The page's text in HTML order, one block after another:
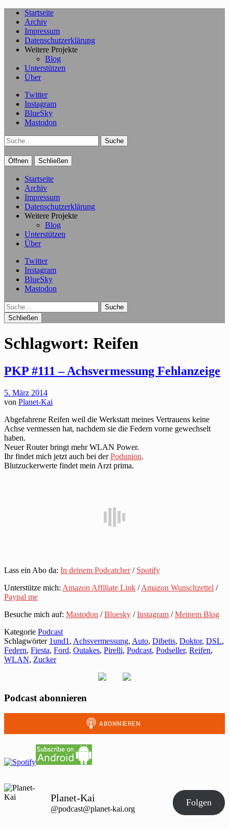
Startseite
Archiv
Impressum
Datenschutzerklärung
Weitere Projekte
Blog
Unterstützen
Über
Twitter
Instagram
BlueSky
Mastodon
Suche
Öffnen Schließen
Startseite
Archiv
Impressum
Datenschutzerklärung
Weitere Projekte
Blog
Unterstützen
Über
Twitter
Instagram
BlueSky
Mastodon
Suche
Schließen
Schlagwort: Reifen
PKP #111 – Achsvermessung Fehlanzeige
5. März 2014
von Planet-Kai
Abgefahrene Reifen weil die Werkstatt meines Vertrauens keine
Achse vermessen hat, nachdem sie die Federn vorne gewechselt
haben.
Neuer Router bringt mehr WLAN Power.
Ihr findet mich jetzt auch bei derPodunion.
Blutzuckerwerte findet mein Arzt prima.
Lass ein Abo da: In deinem Podcatcher/ Spotify
Unterstütze mich: Amazon Affiliate Link /Amazon Wunschzettel /
Paypal me
Besuche mich auf: Mastodon /Bluesky /Instagram /Meinem Blog
Kategorie Podcast
Schlagwörter 1und1 , Achsvermessung, Auto, Dibetis, Doktor, DSL,
Federn, Fiesta, Ford, Outakes, Pirelli, Podcast, Podseller, Reifen,
WLAN, Zucker
Podcast abonnieren
Planet-Kai
@podcast@planet-kai.org
Folgen